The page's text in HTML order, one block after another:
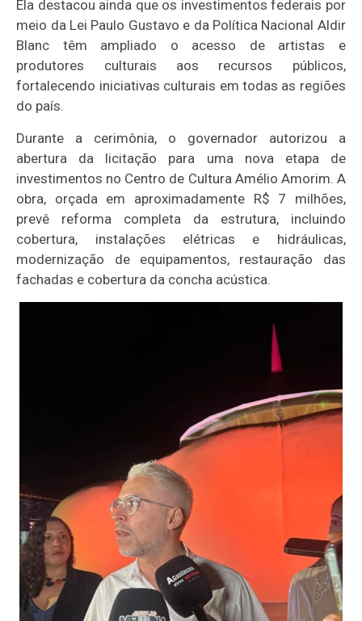
Ela destacou ainda que os investimentos federais por
meio da Lei Paulo Gustavo e da Política Nacional Aldir
Blanc têm ampliado o acesso de artistas e
produtores culturais aos recursos públicos,
fortalecendo iniciativas culturais em todas as regiões
do país.
Durante a cerimônia, o governador autorizou a
abertura da licitação para uma nova etapa de
investimentos no Centro de Cultura Amélio Amorim. A
obra, orçada em aproximadamente R$ 7 milhões,
prevê reforma completa da estrutura, incluindo
cobertura, instalações elétricas e hidráulicas,
modernização de equipamentos, restauração das
fachadas e cobertura da concha acústica.